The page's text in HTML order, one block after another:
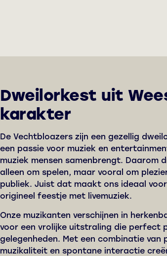
Dweilorkest uit
karakter
De Vechtbloazers zijn een gezellig
een passie voor muziek en
muziek mensen samenbrengt. Daarom
alleen om spelen, maar vooral om
publiek. Juist dat maakt ons ideaal
origineel feestje met livemuziek.
Onze muzikanten verschijnen in
voor een vrolijke uitstraling die perfect
gelegenheden. Met een combinatie van
muzikaliteit en spontane interactie